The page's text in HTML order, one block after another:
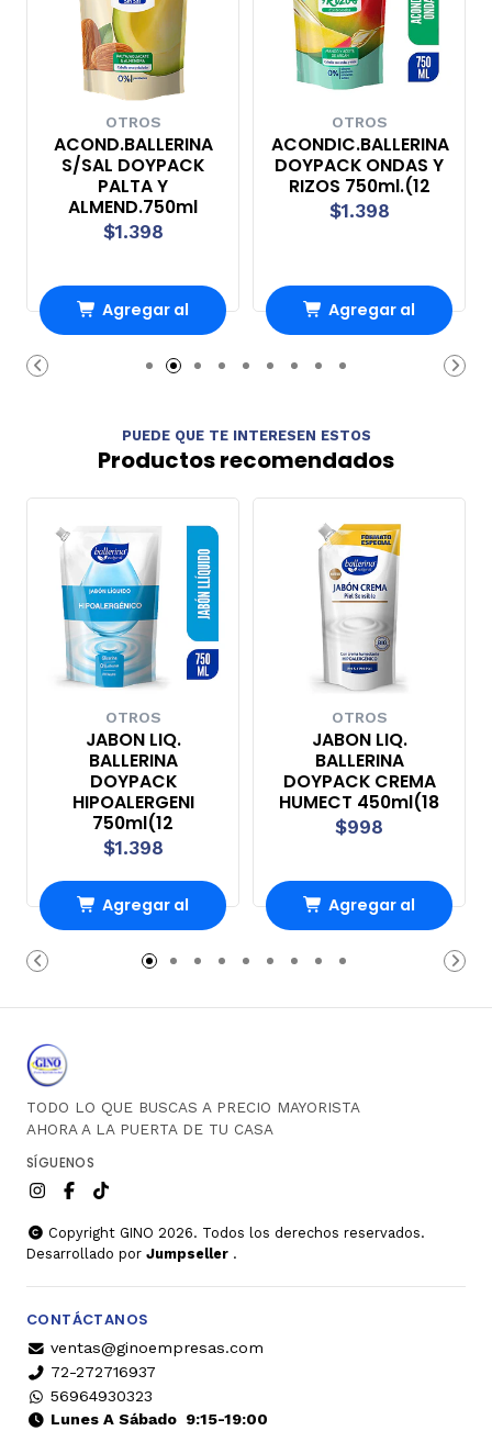
OTROS
ACOND.BALLERINA
S/SAL DOYPACK
PALTA Y
ALMEND.750ml
$1.398
Agregar al
Carro
OTROS
ACONDIC.BALLERINA
DOYPACK ONDAS Y
RIZOS 750ml.(12
$1.398
Agregar al
Carro
PUEDE QUE TE INTERESEN ESTOS
Productos recomendados
OTROS
JABON LIQ.
BALLERINA
DOYPACK
HIPOALERGENI
750ml(12
$1.398
Agregar al
Carro
OTROS
JABON LIQ.
BALLERINA
DOYPACK CREMA
HUMECT 450ml(18
$998
Agregar al
Carro
TODO LO QUE BUSCAS A PRECIO MAYORISTA
AHORA A LA PUERTA DE TU CASA
SÍGUENOS
Copyright GINO 2026. Todos los derechos reservados.
Desarrollado por Jumpseller .
CONTÁCTANOS
ventas@ginoempresas.com
72-272716937
56964930323
Lunes A Sábado9:15-19:00